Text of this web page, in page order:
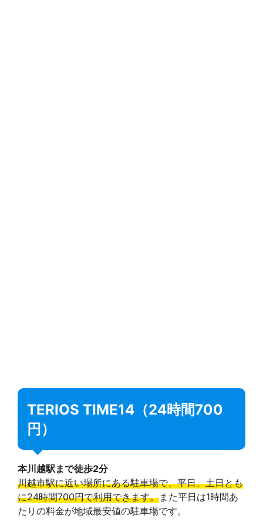
TERIOS TIME14（24時間700
円）
本川越駅まで徒歩2分
川越市駅に近い場所にある駐車場で、平日、土日とも
に24時間700円で利用できます。また平日は1時間あ
たりの料金が地域最安値の駐車場です。